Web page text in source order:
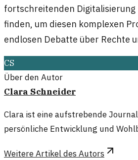
fortschreitenden Digitalisierung
finden, um diesen komplexen
endlosen Debatte über Rechte
CS
Über den Autor
Clara Schneider
Clara ist eine aufstrebende
persönliche Entwicklung und
Weitere Artikel des Autors